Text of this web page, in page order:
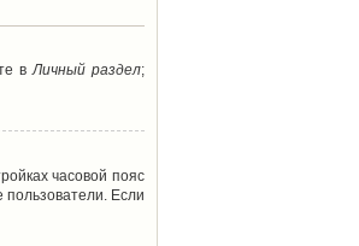
вЛичный раздел;
часовой пояс
пользователи. Если